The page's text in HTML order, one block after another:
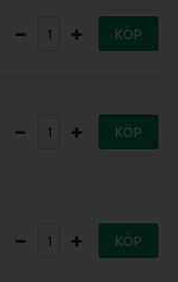
KÖP
KÖP
KÖP